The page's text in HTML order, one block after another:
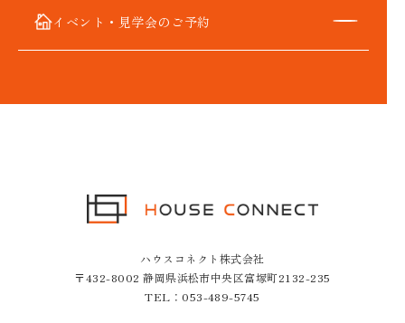
イベント・見学会のご予約
ハウスコネクト株式会社
〒432-8002 静岡県浜松市中央区富塚町2132-235
TEL：053-489-5745